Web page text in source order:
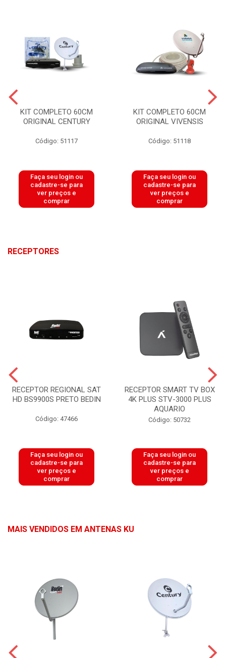
KIT COMPLETO 60CM
ORIGINAL CENTURY
Código: 51117
Faça seu login ou
cadastre-se para
ver preços e
comprar
KIT COMPLETO 60CM
ORIGINAL VIVENSIS
Código: 51118
Faça seu login ou
cadastre-se para
ver preços e
comprar
RECEPTORES
RECEPTOR REGIONAL SAT
HD BS9900S PRETO BEDIN
Código: 47466
Faça seu login ou
cadastre-se para
ver preços e
comprar
RECEPTOR SMART TV BOX
4K PLUS STV-3000 PLUS
AQUARIO
Código: 50732
Faça seu login ou
cadastre-se para
ver preços e
comprar
MAIS VENDIDOS EM ANTENAS KU